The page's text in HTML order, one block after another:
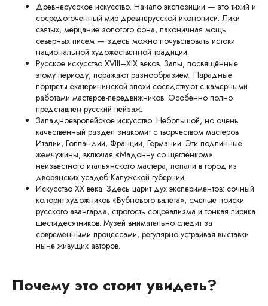
Древнерусское искусство. Начало экспозиции — это тихий и
сосредоточенный мир древнерусской иконописи. Лики
святых, мерцание золотого фона, лаконичная мощь
северных писем — здесь можно почувствовать истоки
национальной художественной традиции.
Русское искусство XVIII–XIX веков. Залы, посвящённые
этому периоду, поражают разнообразием. Парадные
портреты екатерининской эпохи соседствуют с камерными
работами мастеров-передвижников. Особенно полно
представлен русский пейзаж.
Западноевропейское искусство. Небольшой, но очень
качественный раздел знакомит с творчеством мастеров
Италии, Голландии, Франции, Германии. Эти подлинные
жемчужины, включая «Мадонну со щеглёнком»
неизвестного итальянского мастера, попали в город из
дворянских усадеб Калужской губернии.
Искусство XX века. Здесь царит дух экспериментов: сочный
колорит художников «Бубнового валета», смелые поиски
русского авангарда, строгость соцреализма и тонкая лирика
шестидесятников. Музей внимательно следит за
современными процессами, регулярно устраивая выставки
ныне живущих авторов.
Почему это стоит увидеть?